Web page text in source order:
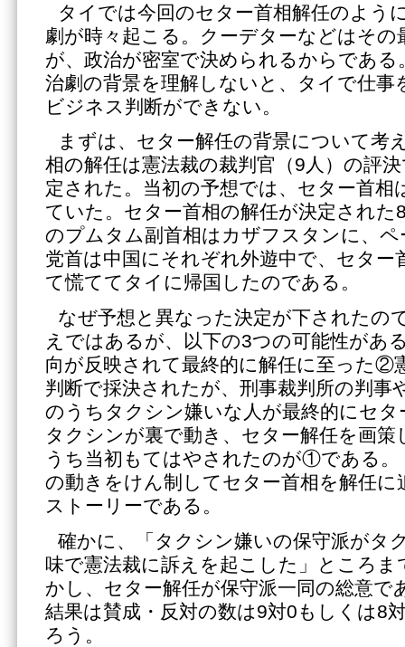
タイでは今回のセター首相解任のよう
劇が時々起こる。クーデターなどはそ
が、政治が密室で決められるからであ
治劇の背景を理解しないと、タイで仕事
ビジネス判断ができない。
まずは、セター解任の背景について考
相の解任は憲法裁の裁判官（9人）の評
定された。当初の予想では、セター首相
ていた。セター首相の解任が決定された
のプムタム副首相はカザフスタンに、
党首は中国にそれぞれ外遊中で、セター
て慌ててタイに帰国したのである。
なぜ予想と異なった決定が下された
えではあるが、以下の3つの可能性があ
向が反映されて最終的に解任に至った②
判断で採決されたが、刑事裁判所の判事
のうちタクシン嫌いな人が最終的にセ
タクシンが裏で動き、セター解任を画
うち当初もてはやされたのが①である。
の動きをけん制してセター首相を解任
ストーリーである。
確かに、「タクシン嫌いの保守派がタ
味で憲法裁に訴えを起こした」ところ
かし、セター解任が保守派一同の総意で
結果は賛成・反対の数は9対0もしくは8
ろう。